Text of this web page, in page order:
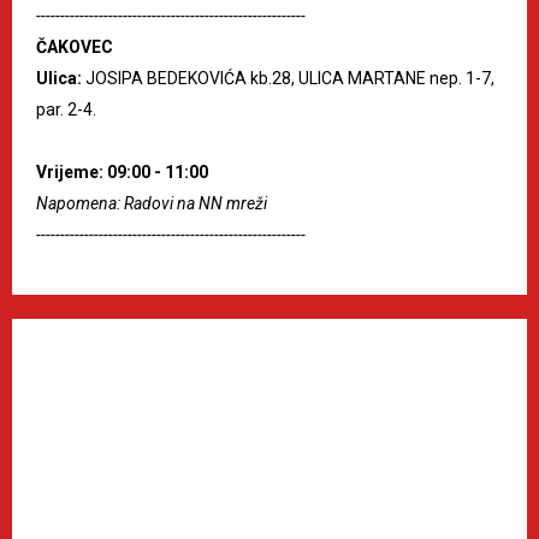
--------------------------------------------------------
ČAKOVEC
Ulica: JOSIPA BEDEKOVIĆA kb.28, ULICA MARTANE nep. 1-7,
par. 2-4.
Vrijeme: 09:00 - 11:00
Napomena: Radovi na NN mreži
--------------------------------------------------------